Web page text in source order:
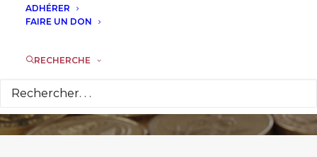
ADHÉRER
FAIRE UN DON
RECHERCHE
23 MARS 2017